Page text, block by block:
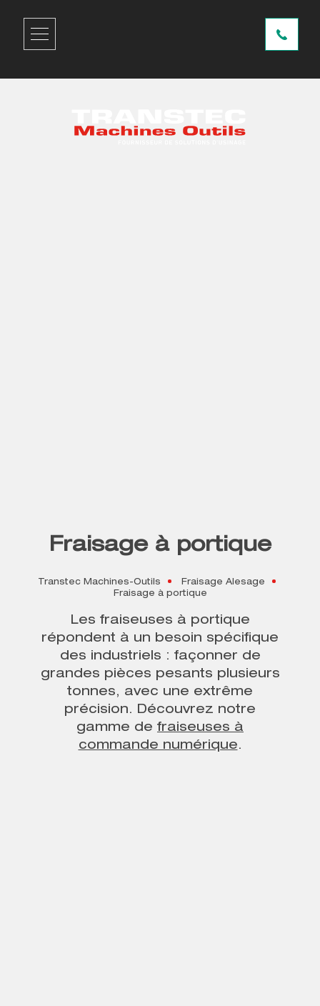
Fraisage à portique
Transtec Machines-Outils
Fraisage Alesage
Fraisage à portique
Les fraiseuses à portique
répondent à un besoin spécifique
des industriels : façonner de
grandes pièces pesants plusieurs
tonnes, avec une extrême
précision.
Découvrez notre
gamme de fraiseuses à
commande numérique.